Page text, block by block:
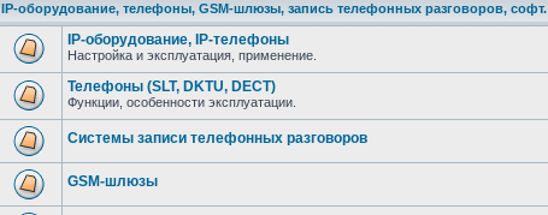
IP-оборудование, телефоны, GSM-шлюзы, запись телефонных разговоров, софт.
IP-оборудование, IP-телефоны
Настройка и эксплуатация, применение.
Телефоны (SLT, DKTU, DECT)
Функции, особенности эксплуатации.
Системы записи телефонных разговоров
GSM-шлюзы